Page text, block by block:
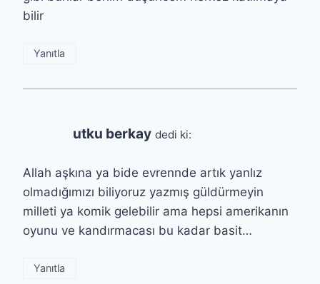
bilir
Yanıtla
utku berkay dedi ki:
Allah aşkına ya bide evrennde artık yanlız
olmadığımızı biliyoruz yazmış güldürmeyin
milleti ya komik gelebilir ama hepsi amerikanın
oyunu ve kandırmacası bu kadar basit…
Yanıtla